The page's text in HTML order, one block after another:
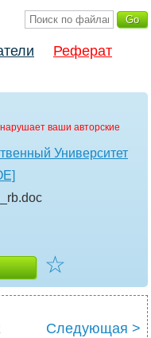
Реферат
ваши авторские
Университет
.doc
☆
Следующая >